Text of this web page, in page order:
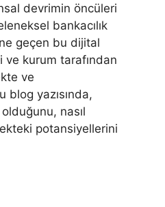
devrimin öncüleri
bankacılık
geçen bu dijital
ve kurum tarafından
ve
blog yazısında,
nasıl
potansiyellerini